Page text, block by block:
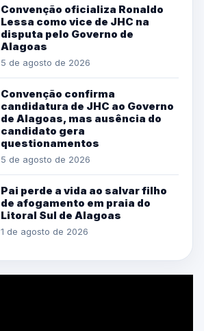
Convenção oficializa Ronaldo
Lessa como vice de JHC na
disputa pelo Governo de
Alagoas
5 de agosto de 2026
Convenção confirma
candidatura de JHC ao Governo
de Alagoas, mas ausência do
candidato gera
questionamentos
5 de agosto de 2026
Pai perde a vida ao salvar filho
de afogamento em praia do
Litoral Sul de Alagoas
1 de agosto de 2026